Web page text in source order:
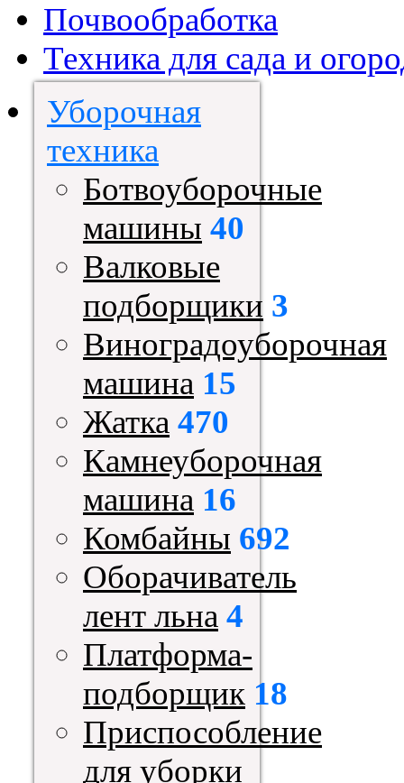
Почвообработка
Техника для сада и
Уборочная
техника
Ботвоуборочные
машины 40
Валковые
подборщики 3
Виноградоуборочная
машина 15
Жатка 470
Камнеуборочная
машина 16
Комбайны 692
Оборачиватель
лент льна 4
Платформа-
подборщик 18
Приспособление
для уборки